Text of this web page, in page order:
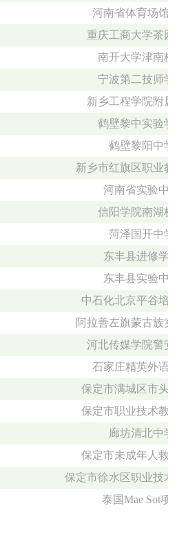
河南省体育场馆
重庆工商大学茶
南开大学津南
宁波第二技师
新乡工程学院附
鹤壁黎中实验
鹤壁黎阳中学
新乡市红旗区职业
河南省实验中
信阳学院南湖
菏泽国开中学
东丰县进修学
东丰县实验中
中石化北京平谷培
阿拉善左旗蒙古族
河北传媒学院警
石家庄精英外语
保定市满城区市头
保定市职业技术教
廊坊清北中学
保定市未成年人救
保定市徐水区职业技
泰国Mae Sot项